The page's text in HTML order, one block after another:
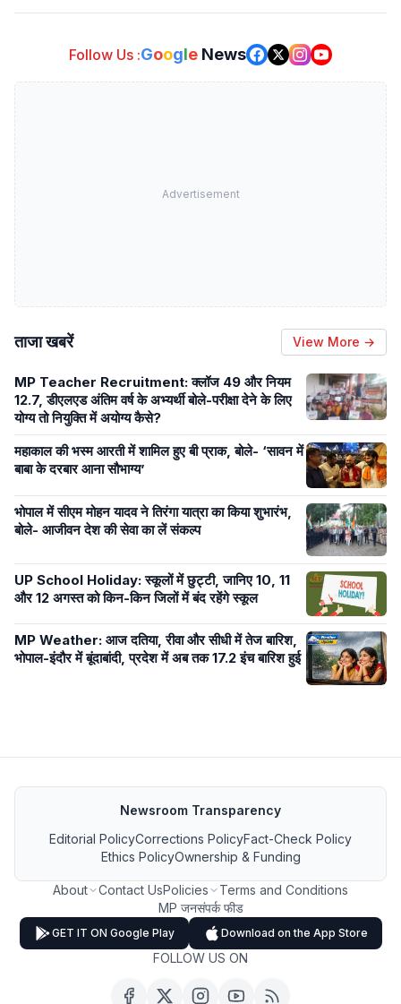
Follow Us :Google News
Advertisement
ताजा खबरें View More →
MP Teacher Recruitment: क्लॉज 49 और नियम
12.7, डीएलएड अंतिम वर्ष के अभ्यर्थी बोले-परीक्षा देने के लिए
योग्य तो नियुक्ति में अयोग्य कैसे?
महाकाल की भस्म आरती में शामिल हुए बी प्राक, बोले- ‘सावन में
बाबा के दरबार आना सौभाग्य’
भोपाल में सीएम मोहन यादव ने तिरंगा यात्रा का किया शुभारंभ,
बोले- आजीवन देश की सेवा का लें संकल्प
UP School Holiday: स्कूलों में छुट्टी, जानिए 10, 11
और 12 अगस्त को किन-किन जिलों में बंद रहेंगे स्कूल
MP Weather: आज दतिया, रीवा और सीधी में तेज बारिश,
भोपाल-इंदौर में बूंदाबांदी, प्रदेश में अब तक 17.2 इंच बारिश हुई
Newsroom Transparency
Editorial PolicyCorrections PolicyFact-Check Policy
Ethics PolicyOwnership & Funding
About Contact UsPolicies
Terms and Conditions
MP जनसंपर्क फीड
GET IT ON Google Play Download on the App Store
FOLLOW US ON